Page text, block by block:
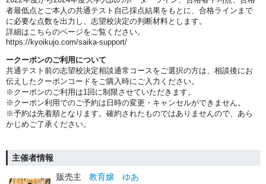
者最低点とご本人の共通テスト自己採点結果をもとに、合格ラインまで
に必要な点数を出力し、志望校決定の判断材料とします。
詳細はこちらのページをご覧ください。
https://kyoikujo.com/saika-support/
ークーポンのご利用について
共通テスト前の志望校決定相談通常コースをご選択の方は、相談後にお
伝えしたクーポンコードをご購入時にご入力ください。
※クーポンのご利用は1回に制限させていただきます。
※クーポン利用でのご予約は日時の変更・キャンセルができません。
※予約は先着順となります。確約されたものではありませんので、あら
かじめご了承ください。
主催者情報
販売主
教育嬢 ゆあ